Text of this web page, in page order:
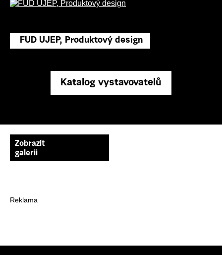
FUD UJEP, Produktový design
Katalog vystavovatelů
Zobrazit
galerii
Reklama